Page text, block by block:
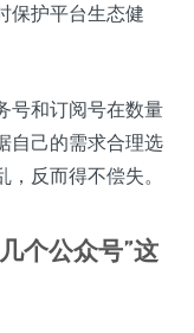
保护平台生态健
号和订阅号在数量
自己的需求合理选
反而得不偿失。
个公众号”这